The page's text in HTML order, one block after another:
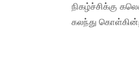
நிகழ்ச்சிக்கு
கலந்து